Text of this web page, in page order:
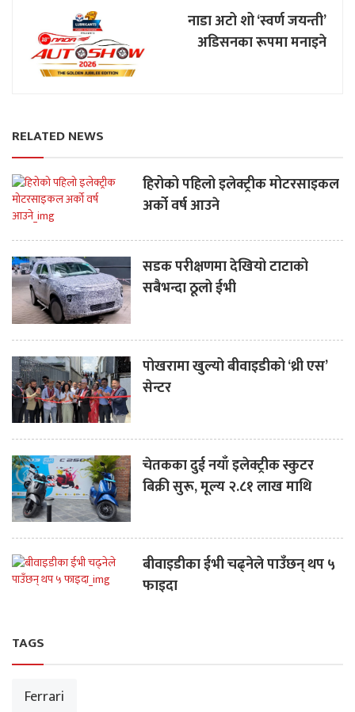
नाडा अटो शो ‘स्वर्ण जयन्ती’
अडिसनका रूपमा मनाइने
RELATED NEWS
हिरोको पहिलो इलेक्ट्रीक मोटरसाइकल
अर्को वर्ष आउने
सडक परीक्षणमा देखियो टाटाको
सबैभन्दा ठूलो ईभी
पोखरामा खुल्यो बीवाइडीको ‘थ्री एस’
सेन्टर
चेतकका दुई नयाँ इलेक्ट्रीक स्कुटर
बिक्री सुरू, मूल्य २.८१ लाख माथि
बीवाइडीका ईभी चढ्नेले पाउँछन् थप ५
फाइदा
TAGS
Ferrari